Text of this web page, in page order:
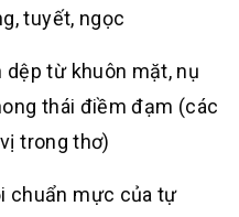
tuyết, ngọc
dệp từ khuôn mặt, nụ
thái điềm đạm (các
trong thơ)
chuẩn mực của tự